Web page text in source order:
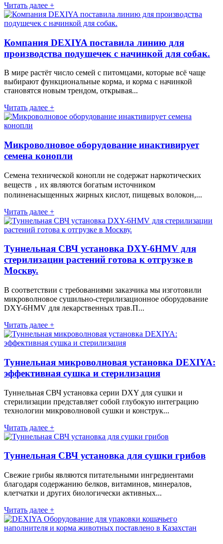
Читать далее +
Компания DEXIYA поставила линию для
производства подушечек с начинкой для собак.
В мире растёт число семей с питомцами, которые всё чаще
выбирают функциональные корма, и корма с начинкой
становятся новым трендом, открывая...
Читать далее +
Микроволновое оборудование инактивирует
семена конопли
Семена технической конопли не содержат наркотических
веществ，их являются богатым источником
полиненасыщенных жирных кислот, пищевых волокон,...
Читать далее +
Туннельная СВЧ установка DXY-6HMV для
стерилизации растений готова к отгрузке в
Москву.
В соответствии с требованиями заказчика мы изготовили
микроволновое сушильно-стерилизационное оборудование
DXY-6HMV для лекарственных трав.П...
Читать далее +
Туннельная микроволновая установка DEXIYA:
эффективная сушка и стерилизация
Туннельная СВЧ установка серии DXY для сушки и
стерилизации представляет собой глубокую интеграцию
технологии микроволновой сушки и конструк...
Читать далее +
Туннельная СВЧ установка для сушки грибов
Свежие грибы являются питательными ингредиентами
благодаря содержанию белков, витаминов, минералов,
клетчатки и других биологически активных...
Читать далее +